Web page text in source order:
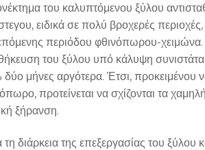
του καλυπτόμενου ξύλου
ειδικά σε πολύ βροχερές
περιόδου φθινόπωρου-χειμώνα.
του ξύλου υπό κάλυψη
μήνες αργότερα. Έτσι, προκειμένου
προτείνεται να σχίζονται τα
ξήρανση.
τη διάρκεια της επεξεργασίας του